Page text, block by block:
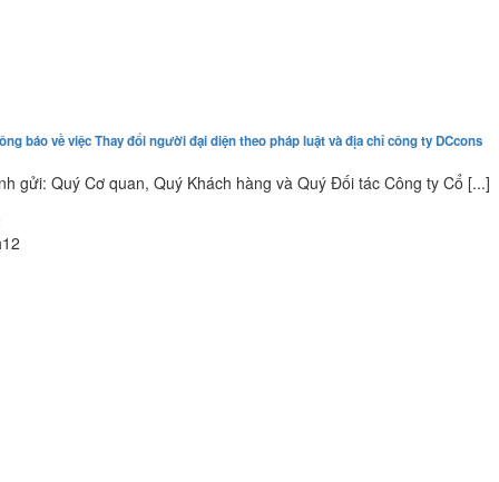
báo về việc Thay đổi người đại diện theo pháp luật và địa chỉ công ty DCcons
gửi: Quý Cơ quan, Quý Khách hàng và Quý Đối tác Công ty Cổ [...]